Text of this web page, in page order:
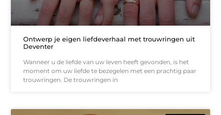
Ontwerp je eigen liefdeverhaal met trouwringen uit
Deventer
Wanneer u de liefde van uw leven heeft gevonden, is het
moment om uw liefde te bezegelen met een prachtig paar
trouwringen. De trouwringen in